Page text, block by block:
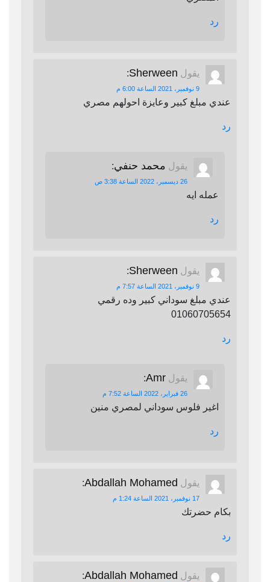
رد
يقول Sherween
:
9 نوفمبر، 2021 الساعة 6:00 م
عندي مبلغ كبير وعايزة احولهم مصري
رد
يقول محمد حنفي:
26 ديسمبر، 2022 الساعة 3:38 ص
عمله ايه
رد
يقول Sherween
:
9 نوفمبر، 2021 الساعة 7:57 م
عندي مبلغ سوداني كبير وده رقمي
01060705654
رد
يقول Amr
:
26 فبراير، 2022 الساعة 7:52 م
اغير فلوس سوداني لمصري منين
رد
يقول Abdallah Mohamed
:
17 نوفمبر، 2021 الساعة 1:24 م
بكام حضرتك
رد
يقول Abdallah Mohamed
: